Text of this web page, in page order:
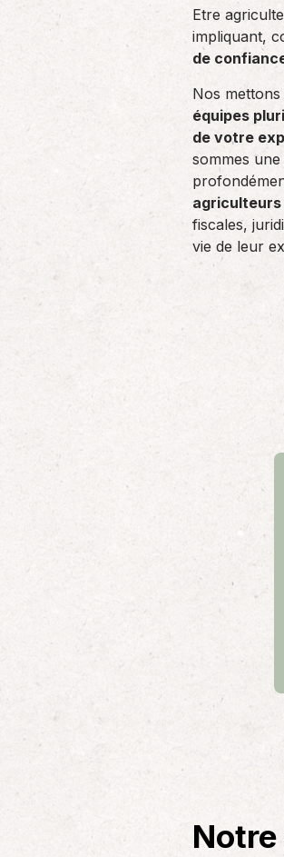
d’employeurs, une coopérative,
Accompagnement
réglementaire
Chaque année, la Politique
Commune (PAC) évolue, ainsi
règlementations concernant…
Etre
impliquant,
de
Nos
équipes
de votre
sommes une
fiscales,
vie de leur